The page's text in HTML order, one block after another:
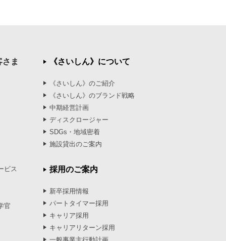
ま
ビス
官
《さいしん》について
《さいしん》のご紹介
《さいしん》のブランド戦略
中期経営計画
ディスクロージャー
SDGs・地域密着
施設貸出のご案内
採用のご案内
新卒採用情報
パートタイマー採用
キャリア採用
キャリアリターン採用